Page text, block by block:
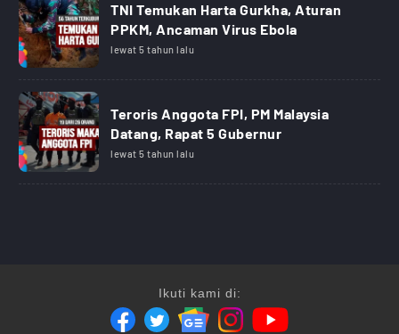
TNI Temukan Harta Gurkha, Aturan
PPKM, Ancaman Virus Ebola
lewat 5 tahun lalu
Teroris Anggota FPI, PM Malaysia
Datang, Rapat 5 Gubernur
lewat 5 tahun lalu
Ikuti kami di: